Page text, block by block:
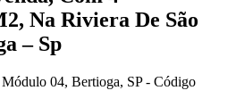
Na Riviera De São
– Sp
04, Bertioga, SP - Código